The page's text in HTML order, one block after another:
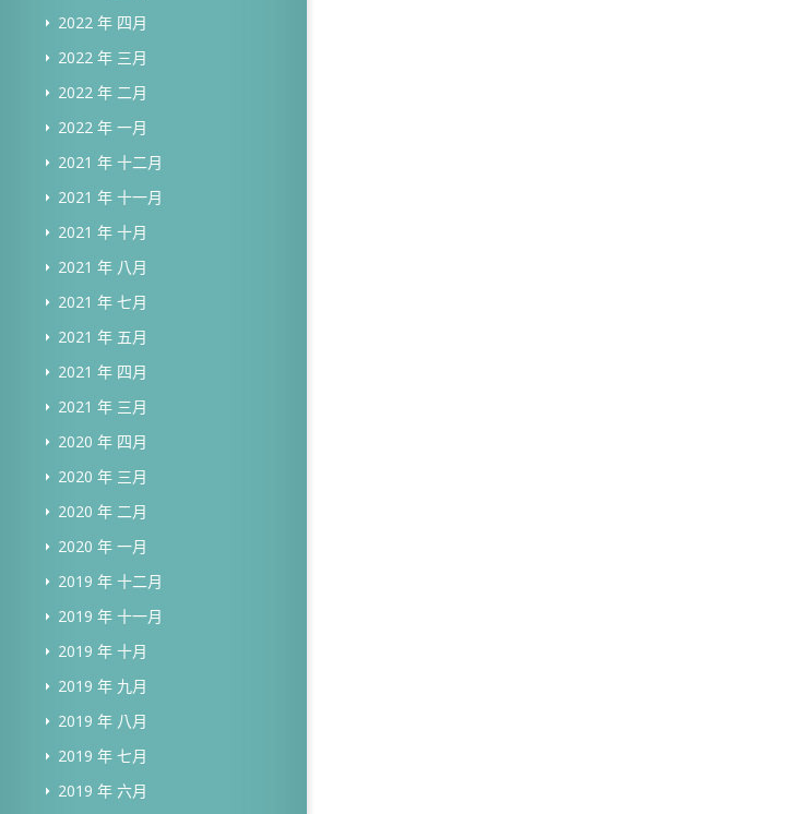
2022 年 四月
2022 年 三月
2022 年 二月
2022 年 一月
2021 年 十二月
2021 年 十一月
2021 年 十月
2021 年 八月
2021 年 七月
2021 年 五月
2021 年 四月
2021 年 三月
2020 年 四月
2020 年 三月
2020 年 二月
2020 年 一月
2019 年 十二月
2019 年 十一月
2019 年 十月
2019 年 九月
2019 年 八月
2019 年 七月
2019 年 六月